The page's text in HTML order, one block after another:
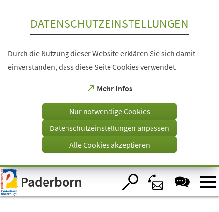
Visuelle
Assistenzsoftware
öffnen.
DATENSCHUTZEINSTELLUNGEN
Durch die Nutzung dieser Website erklären Sie sich damit
einverstanden, dass diese Seite Cookies verwendet.
Mehr Infos
(Öffnet
einem
Tab)
Nur notwendige Cookies
Datenschutzeinstellungen anpassen
Alle Cookies akzeptieren
Paderborn